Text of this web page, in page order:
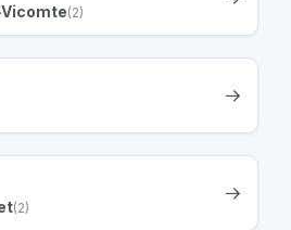
(2)
(2)